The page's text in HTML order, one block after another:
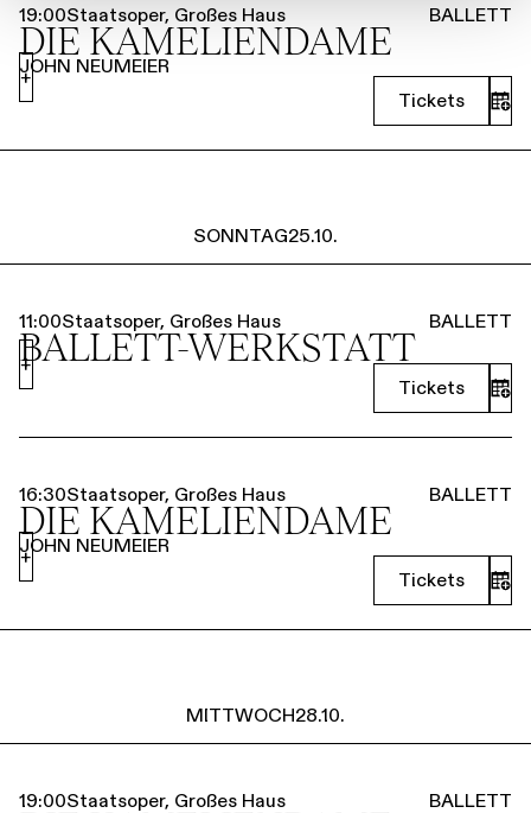
19:00Staatsoper, Großes Haus BALLETT
DIE KAMELIEN­DAME
JOHN NEUMEIER
Tickets
+
SONNTAG25.10.
11:00Staatsoper, Großes Haus BALLETT
BALLETT-WERKSTATT
Tickets
+
16:30Staatsoper, Großes Haus BALLETT
DIE KAMELIEN­DAME
JOHN NEUMEIER
Tickets
+
MITTWOCH28.10.
19:00Staatsoper, Großes Haus BALLETT